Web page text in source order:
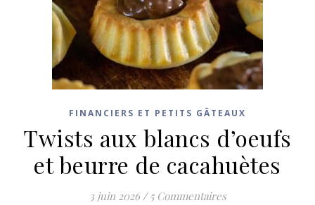
FINANCIERS ET PETITS GÂTEAUX
Twists aux blancs d’oeufs
et beurre de cacahuètes
3 juin 2026 / 5 Commentaires